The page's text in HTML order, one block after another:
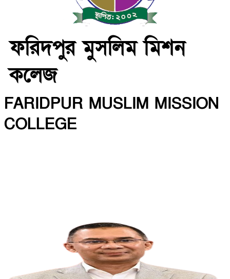
ফরিদপুর মুসলিম মিশন
কলেজ
FARIDPUR MUSLIM MISSION
COLLEGE